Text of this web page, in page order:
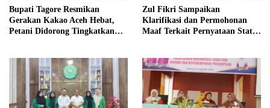
Bupati Tagore Resmikan
Gerakan Kakao Aceh Hebat,
Petani Didorong Tingkatkan
Zul Fikri Sampaikan
Klarifikasi dan Permohonan
Maaf Terkait Pernyataan Status